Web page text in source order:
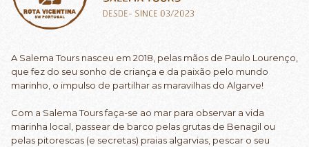
A Salema Tours nasceu em 2018, pelas mãos de Paulo Lourenço,
que fez do seu sonho de criança e da paixão pelo mundo
marinho, o impulso de partilhar as maravilhas do Algarve!
Com a Salema Tours faça-se ao mar para observar a vida
marinha local, passear de barco pelas grutas de Benagil ou
pelas pitorescas (e secretas) praias algarvias, pescar o seu